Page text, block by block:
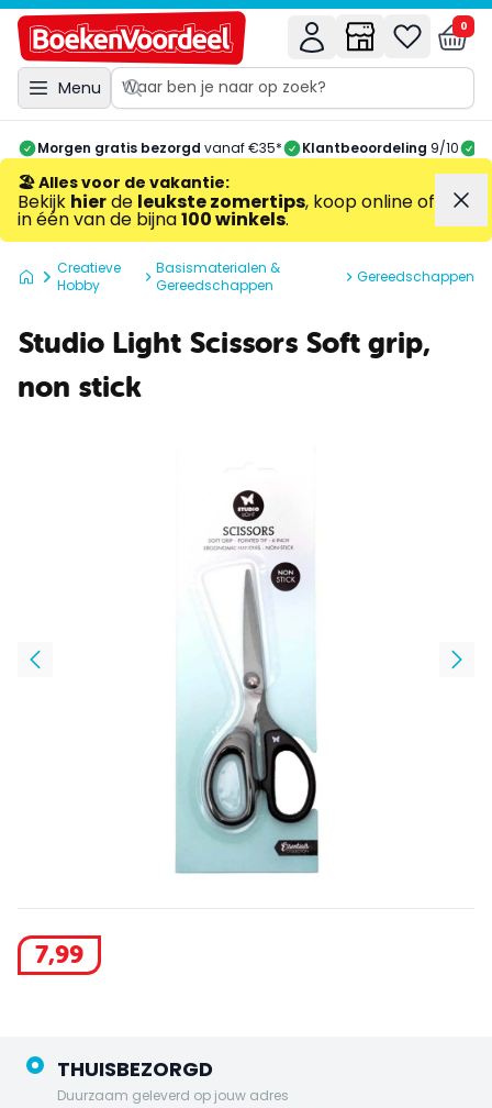
Menu
0
Morgen gratis bezorgd vanaf €35* Klantbeoordeling 9/10
🏖️ Alles voor de vakantie:
Bekijk hierde leukste zomertips, koop online of
in één van de bijna100 winkels.
Creatieve
Hobby
Basismaterialen &
Gereedschappen
Gereedschappen
Studio Light Scissors Soft grip,
non stick
7,99
THUISBEZORGD
Duurzaam geleverd op jouw adres